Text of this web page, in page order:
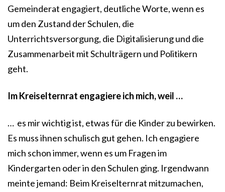
Gemeinderat engagiert, deutliche Worte, wenn es
um den Zustand der Schulen, die
Unterrichtsversorgung, die Digitalisierung und die
Zusammenarbeit mit Schulträgern und Politikern
geht.
Im Kreiselternrat engagiere ich mich, weil …
… es mir wichtig ist, etwas für die Kinder zu bewirken.
Es muss ihnen schulisch gut gehen. Ich engagiere
mich schon immer, wenn es um Fragen im
Kindergarten oder in den Schulen ging. Irgendwann
meinte jemand: Beim Kreiselternrat mitzumachen,